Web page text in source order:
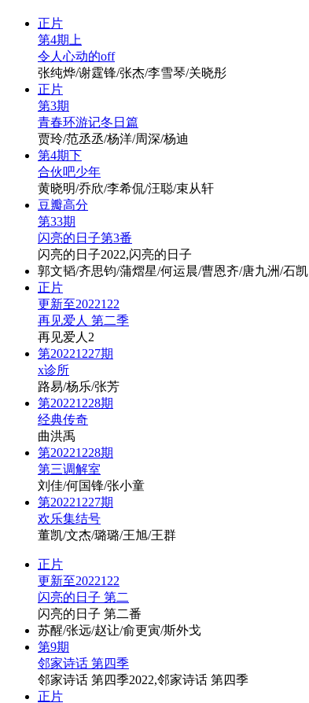
正片
第4期上
令人心动的off
张纯烨/谢霆锋/张杰/李雪琴/关晓彤
正片
第3期
青春环游记冬日篇
贾玲/范丞丞/杨洋/周深/杨迪
第4期下
合伙吧少年
黄晓明/乔欣/李希侃/汪聪/束从轩
豆瓣高分
第33期
闪亮的日子第3番
闪亮的日子2022,闪亮的日子
郭文韬/齐思钧/蒲熠星/何运晨/曹恩齐/唐九洲/石凯
正片
更新至2022122
再见爱人 第二季
再见爱人2
第20221227期
x诊所
路易/杨乐/张芳
第20221228期
经典传奇
曲洪禹
第20221228期
第三调解室
刘佳/何国锋/张小童
第20221227期
欢乐集结号
董凯/文杰/璐璐/王旭/王群
正片
更新至2022122
闪亮的日子 第二
闪亮的日子 第二番
苏醒/张远/赵让/俞更寅/斯外戈
第9期
邻家诗话 第四季
邻家诗话 第四季2022,邻家诗话 第四季
正片